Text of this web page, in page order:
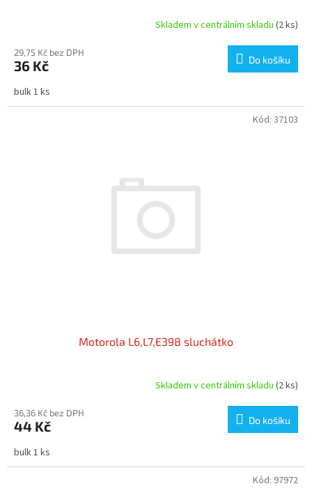
Skladem v centrálním skladu (2 ks)
29,75 Kč bez DPH
36 Kč Do košíku
bulk 1 ks
Motorola L6,L7,E398 sluchátko
Skladem v centrálním skladu (2 ks)
36,36 Kč bez DPH
44 Kč Do košíku
bulk 1 ks
Kód: 37103
Kód: 97972